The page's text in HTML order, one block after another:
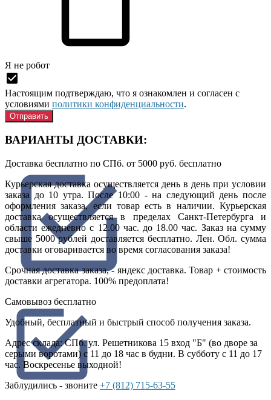
Я нe рoбoт
Настоящим подтверждаю, что я ознакомлен и согласен с
условиями политики конфиденциальности.
ВАРИАНТЫ ДОСТАВКИ:
Доставка бесплатно по СПб. от 5000 руб. бесплатно
Курьерская доставка осуществляется день в день при условии
заказа до 10 утра. После 10:00 - на следующий день после
оформления заказа, если товар есть в наличии. Курьерская
доставка осуществляется в пределах Санкт-Петербурга и
области ежедневно с 12.00 час. до 18.00 час. Заказ на сумму
свыше 5000 рублей доставляется бесплатно. Лен. Обл. сумма
доставки оговаривается во время согласования заказа!
Срочная доставка заказа, - яндекс доставка. Товар + стоимость
доставки агрегатора. 100% предоплата!
Самовывоз бесплатно
Удобный, бесплатный и быстрый способ получения заказа.
Адрес склада: СПб. ул. Решетникова 15 вход "Б" (во дворе за
серыми воротами) с 11 до 18 час в будни. В субботу с 11 до 17
час. Воскресенье выходной!
Заблудились - звоните +7 (812) 715-63-55